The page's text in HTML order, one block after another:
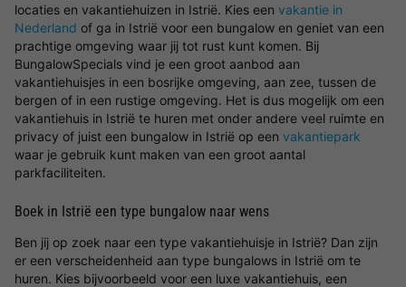
locaties en vakantiehuizen in Istrië. Kies een vakantie in
Nederland of ga in Istrië voor een bungalow en geniet van een
prachtige omgeving waar jij tot rust kunt komen. Bij
BungalowSpecials vind je een groot aanbod aan
vakantiehuisjes in een bosrijke omgeving, aan zee, tussen de
bergen of in een rustige omgeving. Het is dus mogelijk om een
vakantiehuis in Istrië te huren met onder andere veel ruimte en
privacy of juist een bungalow in Istrië op een vakantiepark
waar je gebruik kunt maken van een groot aantal
parkfaciliteiten.
Boek in Istrië een type bungalow naar wens
Ben jij op zoek naar een type vakantiehuisje in Istrië? Dan zijn
er een verscheidenheid aan type bungalows in Istrië om te
huren. Kies bijvoorbeeld voor een luxe vakantiehuis, een